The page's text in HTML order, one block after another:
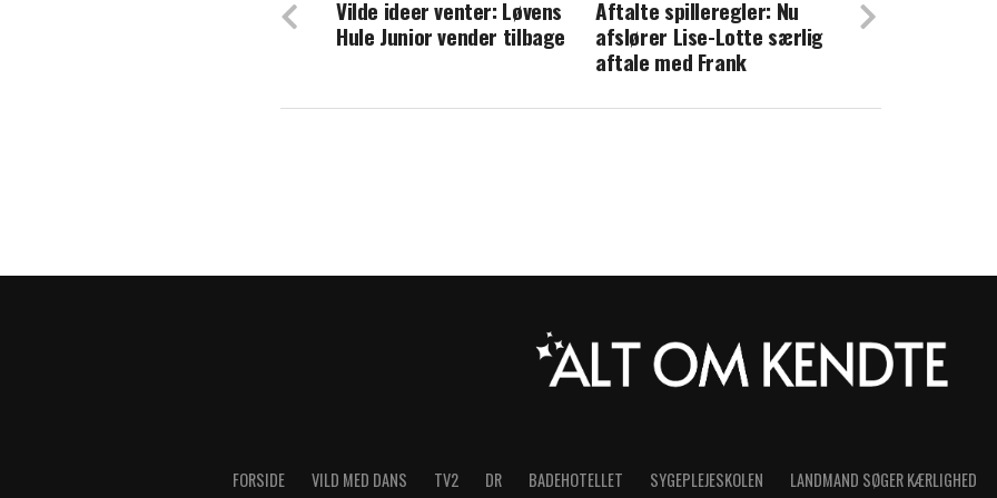
Silas Holst afslører: Er tilbage på skærmen hos TV 2
Aftalte spilleregler: Nu
afslører Lise-Lotte særlig
aftale med Frank
Vilde ideer venter: Løvens
Hule Junior vender tilbage
FORSIDE VILD MED DANS TV2 DR BADEHOTELLET SYGEPLEJESKOLEN LANDMAND SØGER KÆRLIGHED